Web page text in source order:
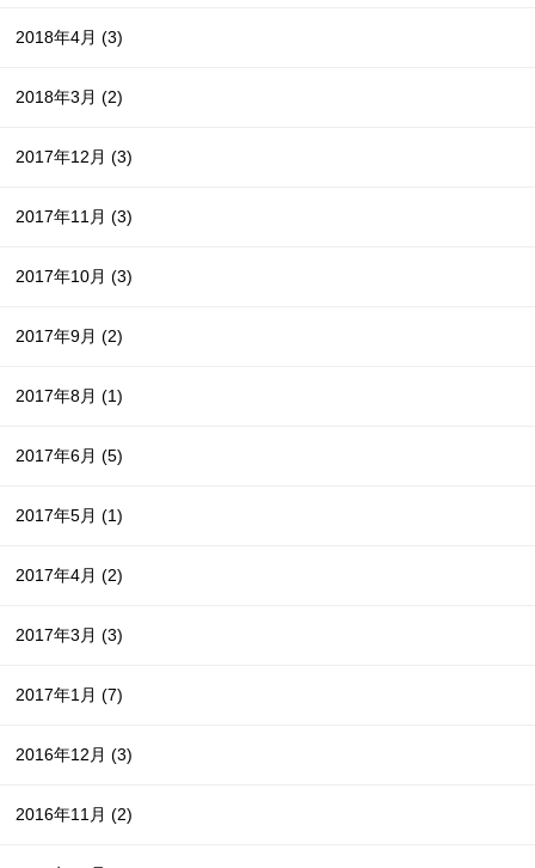
2018年4月(3)
2018年3月(2)
2017年12月(3)
2017年11月(3)
2017年10月(3)
2017年9月(2)
2017年8月(1)
2017年6月(5)
2017年5月(1)
2017年4月(2)
2017年3月(3)
2017年1月(7)
2016年12月(3)
2016年11月(2)